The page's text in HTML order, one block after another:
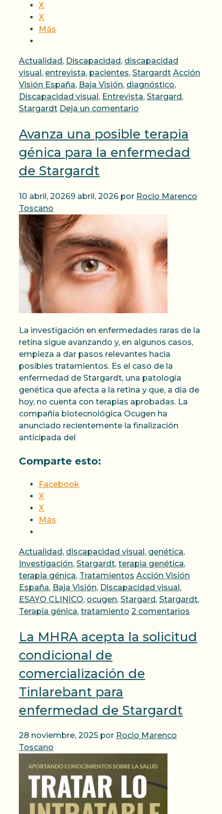
X
X
Más
Categorías
Actualidad , Discapacidad , discapacidad
visual , entrevista, pacientes, Stargardt Etiquetas
Acción
Visión España, Baja Visión, diagnóstico,
Discapacidad visual , Entrevista, Stargard ,
Stargardt Deja un comentario
Avanza una posible terapia
génica para la enfermedad
de Stargardt
10 abril, 20269 abril, 2026 por Rocio Marenco
Toscano
La investigación en enfermedades raras de la
retina sigue avanzando y, en algunos casos,
empieza a dar pasos relevantes hacia
posibles tratamientos. Es el caso de la
enfermedad de Stargardt, una patología
genética que afecta a la retina y que, a día de
hoy, no cuenta con terapias aprobadas. La
compañía biotecnológica Ocugen ha
anunciado recientemente la finalización
anticipada del
Comparte esto:
Facebook
X
X
Más
Categorías
Actualidad, discapacidad visual, genética,
Investigación, Stargardt, terapia genética,
terapia génica, Tratamientos Etiquetas
Acción Visión
España, Baja Visión, Discapacidad visual,
ESAYO CLINICO, ocugen, Stargard, Stargardt,
Terapia génica, tratamiento 2 comentarios
La MHRA acepta la solicitud
condicional de
comercialización de
Tinlarebant para
enfermedad de Stargardt
28 noviembre, 2025 por Rocio Marenco
Toscano